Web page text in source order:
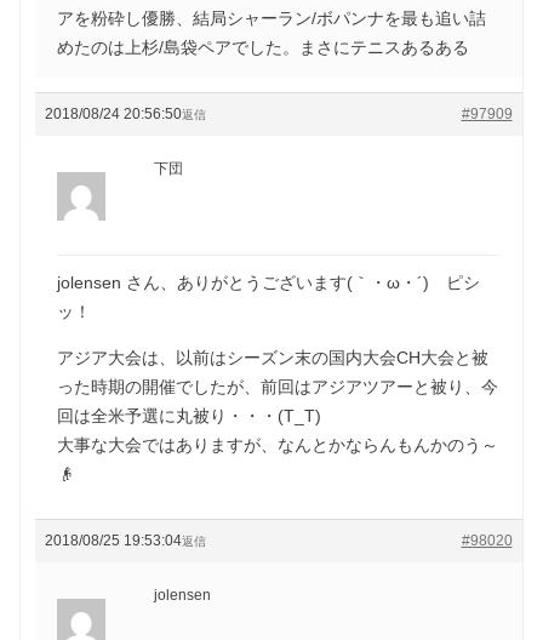
アを粉砕し優勝、結局シャーラン/ボパンナを最も追い詰
めたのは上杉/島袋ペアでした。まさにテニスあるある
2018/08/24 20:56:50 #97909
返信
下団
jolensen さん、ありがとうございます(｀・ω・´)ゞピシ
ッ！
アジア大会は、以前はシーズン末の国内大会CH大会と被
った時期の開催でしたが、前回はアジアツアーと被り、今
回は全米予選に丸被り・・・(T_T)
大事な大会ではありますが、なんとかならんもんかのう～
👴
2018/08/25 19:53:04 #98020
返信
jolensen